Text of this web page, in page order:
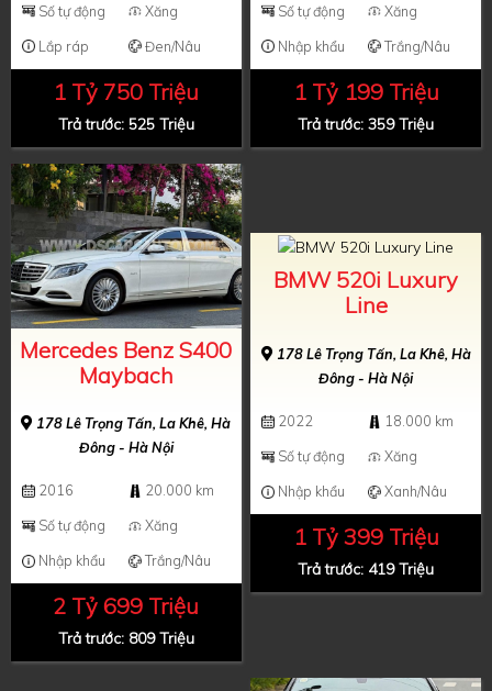
Số tự động
Xăng
Lắp ráp
Đen/Nâu
1 Tỷ 750 Triệu
Trả trước: 525 Triệu
Số tự động
Xăng
Nhập khẩu
Trắng/Nâu
1 Tỷ 199 Triệu
Trả trước: 359 Triệu
Mercedes Benz S400
Maybach
178 Lê Trọng Tấn, La Khê, Hà
Đông - Hà Nội
2016
20.000 km
Số tự động
Xăng
Nhập khẩu
Trắng/Nâu
2 Tỷ 699 Triệu
Trả trước: 809 Triệu
BMW 520i Luxury
Line
178 Lê Trọng Tấn, La Khê, Hà
Đông - Hà Nội
2022
18.000 km
Số tự động
Xăng
Nhập khẩu
Xanh/Nâu
1 Tỷ 399 Triệu
Trả trước: 419 Triệu